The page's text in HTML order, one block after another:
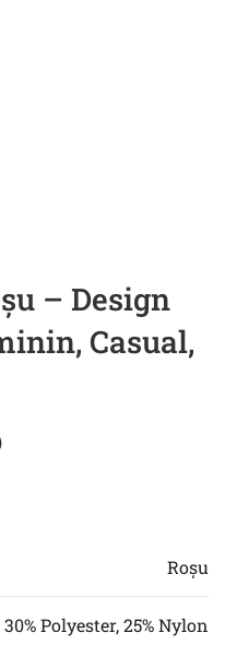
– Design
Casual,
Roșu
Polyester, 25% Nylon